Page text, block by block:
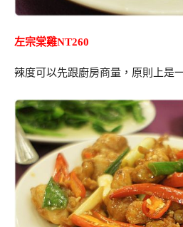
左宗棠雞NT260
辣度可以先跟廚房商量，原則上是